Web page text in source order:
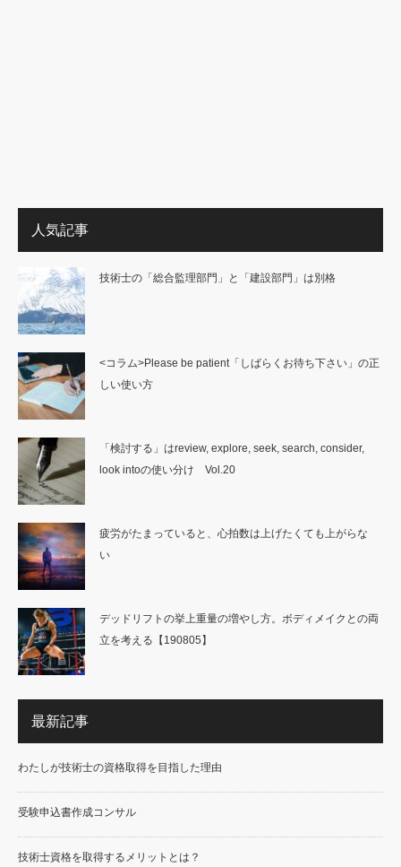
人気記事
技術士の「総合監理部門」と「建設部門」は別格
<コラム>Please be patient「しばらくお待ち下さい」の正
しい使い方
「検討する」はreview, explore, seek, search, consider,
look intoの使い分け Vol.20
疲労がたまっていると、心拍数は上げたくても上がらな
い
デッドリフトの挙上重量の増やし方。ボディメイクとの両
立を考える【190805】
最新記事
わたしが技術士の資格取得を目指した理由
受験申込書作成コンサル
技術士資格を取得するメリットとは？